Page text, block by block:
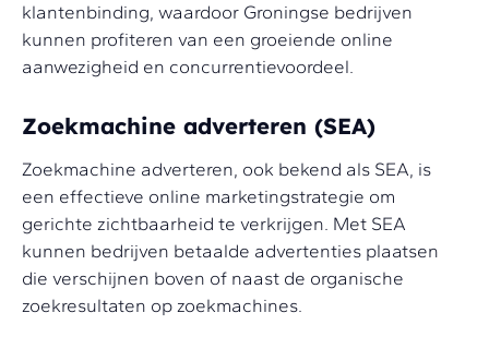
klantenbinding, waardoor Groningse bedrijven
kunnen profiteren van een groeiende online
aanwezigheid en concurrentievoordeel.
Zoekmachine adverteren (SEA)
Zoekmachine adverteren, ook bekend als SEA, is
een effectieve online marketingstrategie om
gerichte zichtbaarheid te verkrijgen. Met SEA
kunnen bedrijven betaalde advertenties plaatsen
die verschijnen boven of naast de organische
zoekresultaten op zoekmachines.